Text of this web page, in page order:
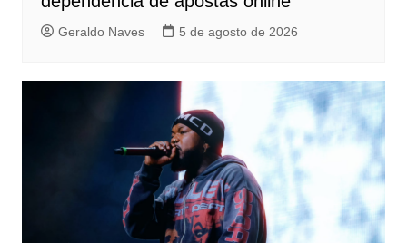
Geraldo Naves 5 de agosto de 2026